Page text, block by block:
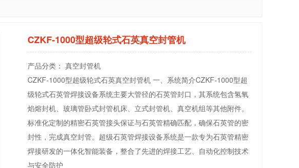
CZKF-1000型超级轮式石英真空封管机
产品分类： 真空封管机
CZKF-1000型超级轮式石英真空封管机 一、系统简介CZKF-1000型超
级轮式石英管焊接设备系统主要大管径的石英管封口，其系统包含氢氧
焰熔封机、玻璃管卧式封管机床、立式封管机、真空机组等其他附件。
标准化定制的精密石英管接头保证与石英管精确匹配，确保石英管的密
封性，完成真空封管。超级石英管焊接设备系统是一款专为石英管精密
焊接研发的一体化智能装备，整合了先进的焊接工艺、自动化控制技术
与安全防护